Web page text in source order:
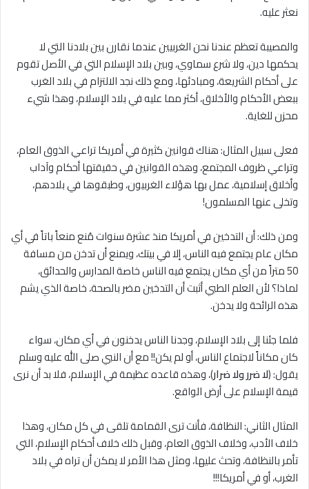
نعثر عليه.
والمصيبة تعظم عندنا نحن الغربيين عندما نقارن بين بلادنا التي لا
يحكمها دين، ولا شرع سماوي، وبين بلاد الإسلام التي في الأصل تقوم
على أحكام الشريعة، ومبادئها، ومع ذلك نجد الالتزام في بلاد الغرب
ببعض الأحكام والأخلاق، أكثر مما عليه في بلاد الإسلام، وهذا شيء
محزن للغاية.
فعلى سبيل المثال: هناك قوانين كثيرة في أمريكا تراعي الذوق العام،
وتراعي ظروف المجتمع، وهذه القوانين في حقيقتها أحكام وآداب
وأخلاق إسلامية، عمل بها هؤلاء الغربيون، وطبقوها في بلادهم،
وتخلى عنها المسلمون!
ومن ذلك: أن التدخين في أمريكا منذ عشرة سنوات مُنع منعاً باتاً في أي
مكان عام يجتمع فيه الناس، إﻻ في بيتك، ويمنع أن تدخن من مسافة
50 متراً من أي مكان يجتمع فيه الناس خاصة المدارس والحدائق،
لماذا؟ لأن العلم الطبي أثبت أن التدخين مضر بالصحة، خاصة الذي يشم
هذه الرائحة وﻻ يدخن.
فلما جئنا إلى بلاد الإسلام، وجدنا الناس يدخنون في أي مكان، سواء
كان مكاناً لاجتماع الناس، أو لم يكن!! مع أن النبي صلى الله عليه وسلم
يقول: (ﻻ ضرر وﻻ ضرار)، وهذه قاعده عظيمة في الإسلام، فلا بد أن نرى
قيمة الإسلام على أرض الواقع.
المثال الثاني: النظافة، فأنت ترى القمامة تلقى في كل مكان، وهذا
خلاف الأدب، وخلاف الذوق العام، وقبل ذلك خلاف أحكام الإسلام، التي
تأمر بالنظافة، وتحث عليها، ومثل هذا الأمر لا يمكن أن تراه في بلاد
الغرب، أو في أمريكا!!!